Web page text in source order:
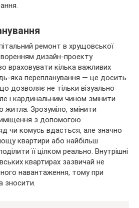
ремонт в хрущовської
дизайн-проекту
враховувати кілька важливих
яка перепланування — це досить
дозволяє не тільки візуально
і кардинальним чином змінити
житла. Зрозуміло, змінити
з допомогою
чи комусь вдасться, але значно
квартири або найбільш
її цілком реально. Внутрішні
квартирах зазвичай не
навантаження, тому при
зносити.